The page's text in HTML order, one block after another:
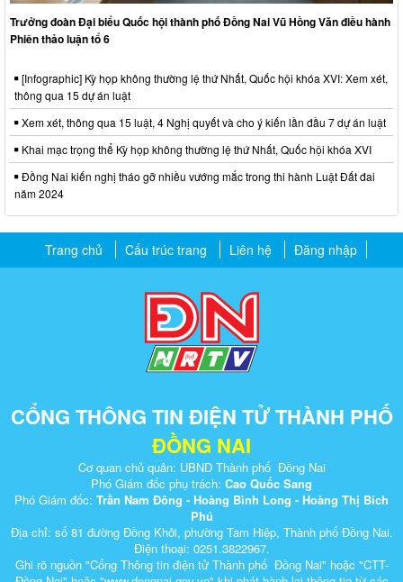
Trưởng đoàn Đại biểu Quốc hội thành phố Đồng Nai Vũ Hồng Văn điều hành
Phiên thảo luận tổ 6
[Infographic] Kỳ họp không thường lệ thứ Nhất, Quốc hội khóa XVI: Xem xét,
thông qua 15 dự án luật
Xem xét, thông qua 15 luật, 4 Nghị quyết và cho ý kiến lần đầu 7 dự án luật
Khai mạc trọng thể Kỳ họp không thường lệ thứ Nhất, Quốc hội khóa XVI
Đồng Nai kiến nghị tháo gỡ nhiều vướng mắc trong thi hành Luật Đất đai
năm 2024
Trang chủ Cấu trúc trang Liên hệ Đăng nhập
CỔNG THÔNG TIN ĐIỆN TỬ THÀNH PHỐ
ĐỒNG NAI
Cơ quan chủ quản: UBND Thành phố Đồng Nai
Phó Giám đốc phụ trách: Cao Quốc Sang
Phó Giám đốc: Trần Nam Đông - Hoàng Bình Long - Hoàng Thị Bích
Phú
Địa chỉ: số 81 đường Đồng Khởi, phường Tam Hiệp, Thành phố Đồng Nai.
Điện thoại: 0251.3822967.
Ghi rõ nguồn "Cổng Thông tin điện tử Thành phố Đồng Nai" hoặc "CTT-